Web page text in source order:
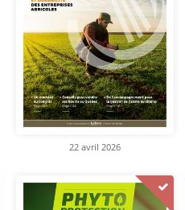
22 avril 2026